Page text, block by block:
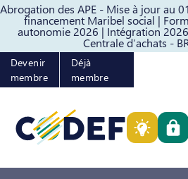
Abrogation des APE - Mise à jour au
financement Maribel social |
autonomie 2026 | Intégration
Centrale d’achats -
Passer au contenuPasser
Devenir
membre
Déjà
membre